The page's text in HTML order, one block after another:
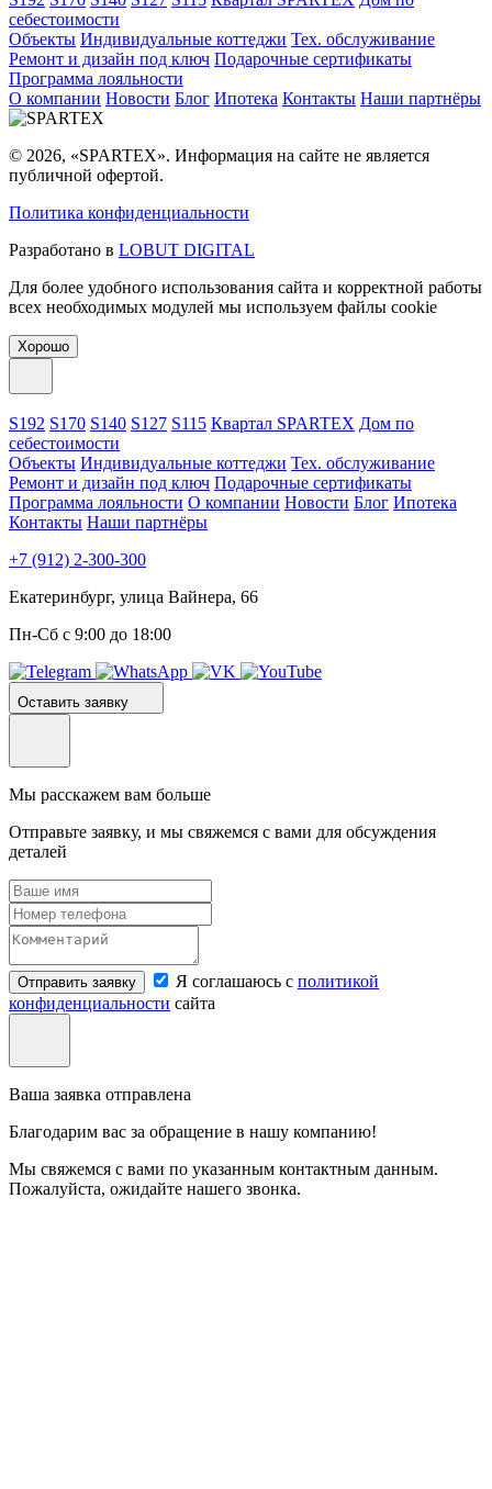
себестоимости
Объекты Индивидуальные коттеджи Тех. обслуживание
Ремонт и дизайн под ключ Подарочные сертификаты
Программа лояльности
О компании Новости Блог Ипотека Контакты Наши партнёры
© 2026, «SPARTEX». Информация на сайте не является
публичной офертой.
Политика конфиденциальности
Разработано в LOBUT DIGITAL
Для более удобного использования сайта и корректной работы
всех необходимых модулей мы используем файлы cookie
Хорошо
S192 S170 S140 S127 S115 Квартал SPARTEX Дом по
себестоимости
Объекты Индивидуальные коттеджи Тех. обслуживание
Ремонт и дизайн под ключ Подарочные сертификаты
Программа лояльности О компании Новости Блог Ипотека
Контакты Наши партнёры
+7 (912) 2-300-300
Екатеринбург, улица Вайнера, 66
Пн-Сб с 9:00 до 18:00
Оставить заявку
Мы расскажем вам больше
Отправьте заявку, и мы свяжемся с вами для обсуждения
деталей
Отправить заявку Я соглашаюсь с политикой
конфиденциальности сайта
Ваша заявка отправлена
Благодарим вас за обращение в нашу компанию!
Мы свяжемся с вами по указанным контактным данным.
Пожалуйста, ожидайте нашего звонка.